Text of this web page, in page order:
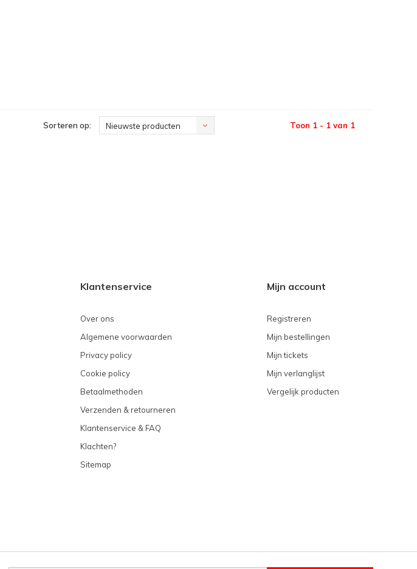
Sorteren op: Nieuwste producten Toon 1 - 1 van 1
Klantenservice
Over ons
Algemene voorwaarden
Privacy policy
Cookie policy
Betaalmethoden
Verzenden & retourneren
Klantenservice & FAQ
Klachten?
Sitemap
Mijn account
Registreren
Mijn bestellingen
Mijn tickets
Mijn verlanglijst
Vergelijk producten